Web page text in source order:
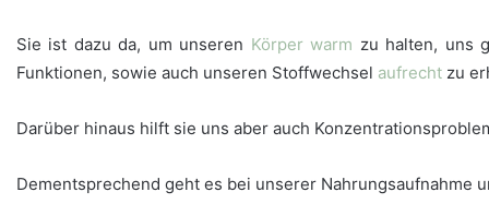
Sie ist dazu da, um unseren Körper warm zu halten, uns
Funktionen, sowie auch unseren Stoffwechsel aufrecht zu
Darüber hinaus hilft sie uns aber auch
Dementsprechend geht es bei unserer Nahrungsaufnahme